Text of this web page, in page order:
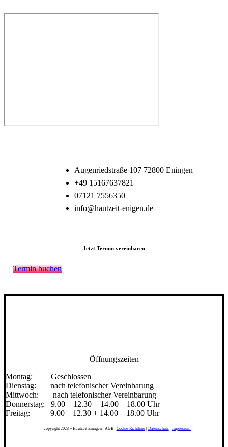
Augenriedstraße 107 72800 Eningen
+49 15167637821
07121 7556350
info@hautzeit-enigen.de
Jetzt Termin vereinbaren
Termin buchen
Öffnungszeiten
Montag: Geschlossen
Dienstag: nach telefonischer Vereinbarung
Mittwoch: nach telefonischer Vereinbarung
Donnerstag: 9.00 – 12.30 + 14.00 – 18.00 Uhr
Freitag: 9.00 – 12.30 + 14.00 – 18.00 Uhr
copyright 2023 – Hautzeit Eningen | AGB | Cookie Richtlinie| Datenschutz Impressum